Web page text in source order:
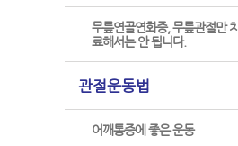
무릎연골연화증, 무릎관절만 치
료해서는 안 됩니다.
관절운동법
어깨통증에 좋은 운동